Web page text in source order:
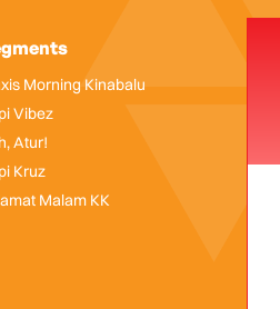
Morning Kinabalu
Vibez
Atur!
Kruz
Malam KK